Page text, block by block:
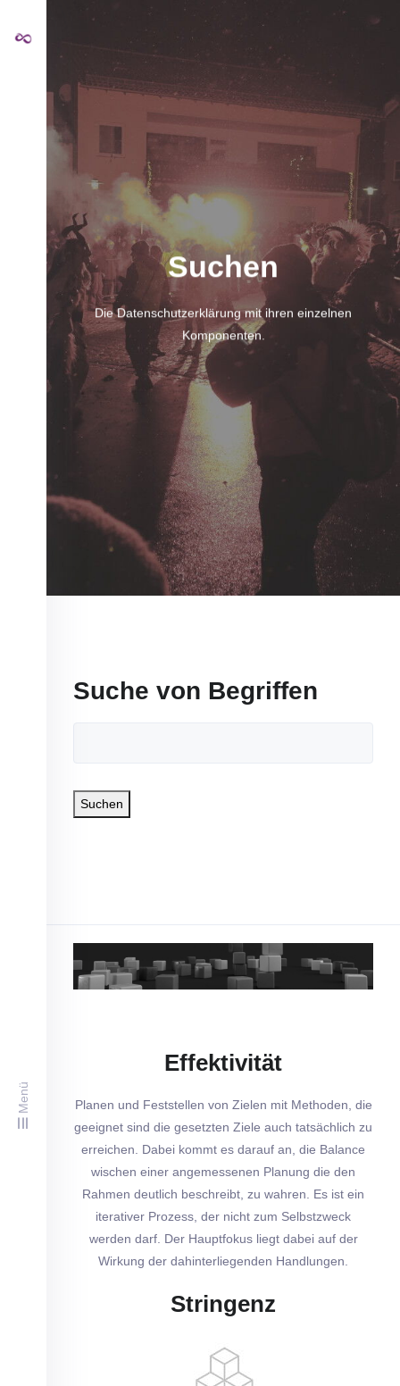
Menü
Suchen
Die Datenschutzerklärung mit ihren einzelnen
Komponenten.
Suche von Begriffen
Suchen
Effektivität
Planen und Feststellen von Zielen mit Methoden, die
geeignet sind die gesetzten Ziele auch tatsächlich zu
erreichen. Dabei kommt es darauf an, die Balance
wischen einer angemessenen Planung die den
Rahmen deutlich beschreibt, zu wahren. Es ist ein
iterativer Prozess, der nicht zum Selbstzweck
werden darf. Der Hauptfokus liegt dabei auf der
Wirkung der dahinterliegenden Handlungen.
Stringenz